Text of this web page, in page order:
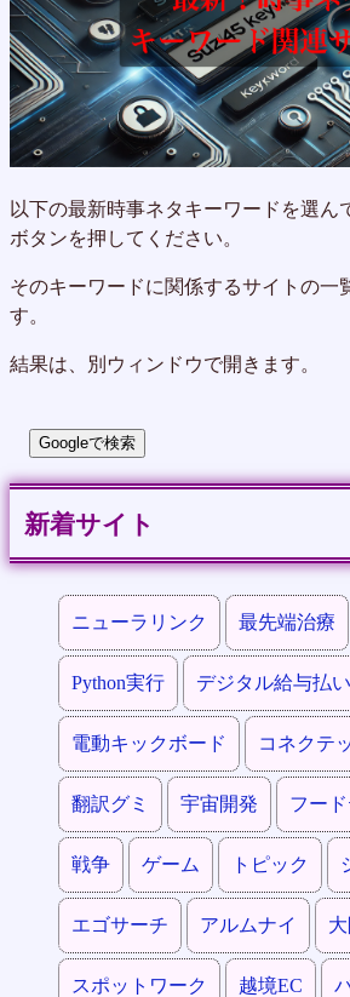
以下の最新時事ネタキーワードを選ん
ボタンを押してください。
そのキーワードに関係するサイトの一
す。
結果は、別ウィンドウで開きます。
Googleで検索
新着サイト
ニューラリンク 最先端治療
Python実行 デジタル給与払い
電動キックボード コネクテ
翻訳グミ 宇宙開発 フー
戦争 ゲーム トピック
エゴサーチ アルムナイ
スポットワーク 越境EC